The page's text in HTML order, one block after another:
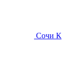
Сочи К